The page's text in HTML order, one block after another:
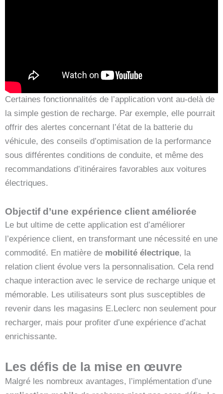
Certaines fonctionnalités de l’application vont au-delà de
la simple gestion de recharge. Par exemple, elle pourrait
offrir des alertes concernant l’état de la batterie du
véhicule, des conseils d’optimisation de la performance
sous différentes conditions de conduite, et même des
recommandations d’itinéraires favorables aux voitures
électriques.
Objectif d’une expérience client améliorée
Le but ultime de cette application est d’améliorer
l’expérience client, en transformant une nécessité en une
commodité. En matière de mobilité électrique, la
relation client évolue vers la personnalisation. Cela rend
chaque interaction avec le service de recharge unique et
mémorable. Les utilisateurs sont plus susceptibles de
revenir dans les magasins E.Leclerc non seulement pour
recharger, mais pour profiter d’une expérience d’achat
enrichissante.
Les défis de la mise en œuvre
Malgré les nombreux avantages, l’implémentation d’une